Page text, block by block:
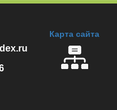
Карта сайта